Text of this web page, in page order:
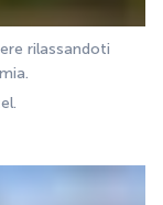
rilassandoti